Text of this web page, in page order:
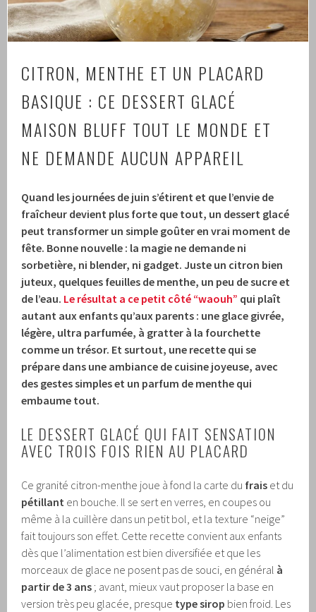
CITRON, MENTHE ET UN PLACARD
BASIQUE : CE DESSERT GLACÉ
MAISON BLUFF TOUT LE MONDE ET
NE DEMANDE AUCUN APPAREIL
Quand les journées de juin s’étirent et que l’envie de
fraîcheur devient plus forte que tout, un dessert glacé
peut transformer un simple goûter en vrai moment de
fête. Bonne nouvelle : la magie ne demande ni
sorbetière, ni blender, ni gadget. Juste un citron bien
juteux, quelques feuilles de menthe, un peu de sucre et
de l’eau. Le résultat a ce petit côté “waouh” qui plaît
autant aux enfants qu’aux parents : une glace givrée,
légère, ultra parfumée, à gratter à la fourchette
comme un trésor. Et surtout, une recette qui se
prépare dans une ambiance de cuisine joyeuse, avec
des gestes simples et un parfum de menthe qui
embaume tout.
LE DESSERT GLACÉ QUI FAIT SENSATION
AVEC TROIS FOIS RIEN AU PLACARD
Ce granité citron-menthe joue à fond la carte du frais et du
pétillant en bouche. Il se sert en verres, en coupes ou
même à la cuillère dans un petit bol, et la texture “neige”
fait toujours son effet. Cette recette convient aux enfants
dès que l’alimentation est bien diversifiée et que les
morceaux de glace ne posent pas de souci, en général à
partir de 3 ans ; avant, mieux vaut proposer la base en
version très peu glacée, presque type sirop bien froid. Les